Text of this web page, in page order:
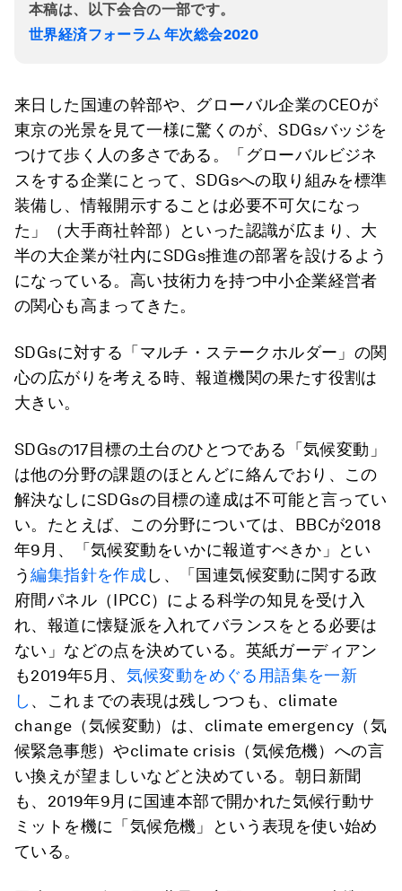
本稿は、以下会合の一部です。
世界経済フォーラム 年次総会2020
来日した国連の幹部や、グローバル企業のCEOが
東京の光景を見て一様に驚くのが、SDGsバッジを
つけて歩く人の多さである。「グローバルビジネ
スをする企業にとって、SDGsへの取り組みを標準
装備し、情報開示することは必要不可欠になっ
た」（大手商社幹部）といった認識が広まり、大
半の大企業が社内にSDGs推進の部署を設けるよう
になっている。高い技術力を持つ中小企業経営者
の関心も高まってきた。
SDGsに対する「マルチ・ステークホルダー」の関
心の広がりを考える時、報道機関の果たす役割は
大きい。
SDGsの17目標の土台のひとつである「気候変動」
は他の分野の課題のほとんどに絡んでおり、この
解決なしにSDGsの目標の達成は不可能と言ってい
い。たとえば、この分野については、BBCが2018
年9月、「気候変動をいかに報道すべきか」とい
う編集指針を作成し、「国連気候変動に関する政
府間パネル（IPCC）による科学の知見を受け入
れ、報道に懐疑派を入れてバランスをとる必要は
ない」などの点を決めている。英紙ガーディアン
も2019年5月、 気候変動をめぐる用語集を一新
し 、これまでの表現は残しつつも、climate
change（気候変動）は、climate emergency（気
候緊急事態）やclimate crisis（気候危機）への言
い換えが望ましいなどと決めている。朝日新聞
も、2019年9月に国連本部で開かれた気候行動サ
ミットを機に「気候危機」という表現を使い始め
ている。